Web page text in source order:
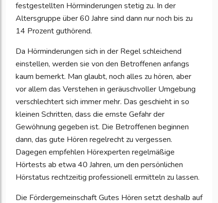
festgestellten Hörminderungen stetig zu. In der
Altersgruppe über 60 Jahre sind dann nur noch bis zu
14 Prozent guthörend.
Da Hörminderungen sich in der Regel schleichend
einstellen, werden sie von den Betroffenen anfangs
kaum bemerkt. Man glaubt, noch alles zu hören, aber
vor allem das Verstehen in geräuschvoller Umgebung
verschlechtert sich immer mehr. Das geschieht in so
kleinen Schritten, dass die ernste Gefahr der
Gewöhnung gegeben ist. Die Betroffenen beginnen
dann, das gute Hören regelrecht zu vergessen.
Dagegen empfehlen Hörexperten regelmäßige
Hörtests ab etwa 40 Jahren, um den persönlichen
Hörstatus rechtzeitig professionell ermitteln zu lassen.
Die Fördergemeinschaft Gutes Hören setzt deshalb auf